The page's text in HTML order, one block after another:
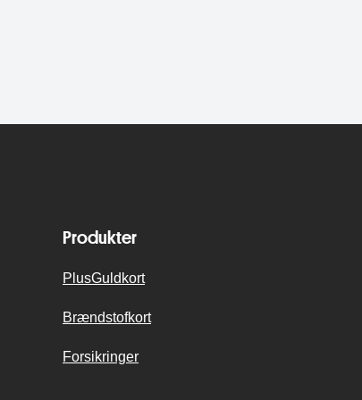
Produkter
PlusGuldkort
Brændstofkort
Forsikringer